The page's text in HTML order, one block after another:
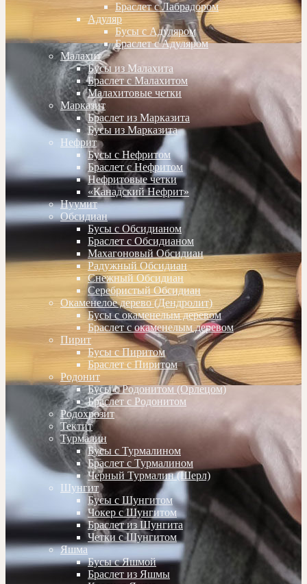
Браслет с Лабрадором
Адуляр
Бусы с Адуляром
Браслет с Адуляром
Малахит
Бусы из Малахита
Браслет с Малахитом
Малахитовые четки
Марказит
Браслет из Марказита
Бусы из Марказита
Нефрит
Бусы с Нефритом
Браслет с Нефритом
Нефритовые четки
«Канадский Нефрит»
Нуумит
Обсидиан
Бусы с Обсидианом
Браслет с Обсидианом
Махагоновый Обсидиан
Радужный Обсидиан
Снежный Обсидиан
Серебристый Обсидиан
Окаменелое дерево (Дендролит)
Бусы с окаменелым деревом
Браслет с окаменелым деревом
Пирит
Бусы с Пиритом
Браслет с Пиритом
Родонит
Бусы с Родонитом (Орлецом)
Браслет с Родонитом
Родохрозит
Тектит
Турмалин
Бусы с Турмалином
Браслет с Турмалином
Черный Турмалин (Шерл)
Шунгит
Бусы с Шунгитом
Чокер с Шунгитом
Браслет из Шунгита
Четки с Шунгитом
Яшма
Бусы с Яшмой
Браслет из Яшмы